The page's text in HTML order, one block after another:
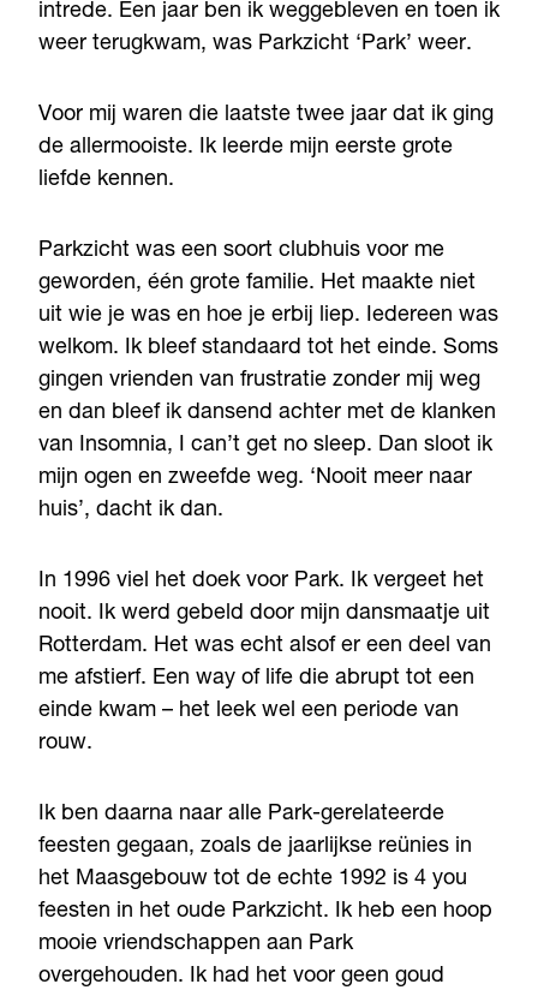
intrede. Een jaar ben ik weggebleven en toen ik
weer terugkwam, was Parkzicht ‘Park’ weer.
Voor mij waren die laatste twee jaar dat ik ging
de allermooiste. Ik leerde mijn eerste grote
liefde kennen.
Parkzicht was een soort clubhuis voor me
geworden, één grote familie. Het maakte niet
uit wie je was en hoe je erbij liep. Iedereen was
welkom. Ik bleef standaard tot het einde. Soms
gingen vrienden van frustratie zonder mij weg
en dan bleef ik dansend achter met de klanken
van Insomnia, I can’t get no sleep. Dan sloot ik
mijn ogen en zweefde weg. ‘Nooit meer naar
huis’, dacht ik dan.
In 1996 viel het doek voor Park. Ik vergeet het
nooit. Ik werd gebeld door mijn dansmaatje uit
Rotterdam. Het was echt alsof er een deel van
me afstierf. Een way of life die abrupt tot een
einde kwam – het leek wel een periode van
rouw.
Ik ben daarna naar alle Park-gerelateerde
feesten gegaan, zoals de jaarlijkse reünies in
het Maasgebouw tot de echte 1992 is 4 you
feesten in het oude Parkzicht. Ik heb een hoop
mooie vriendschappen aan Park
overgehouden. Ik had het voor geen goud